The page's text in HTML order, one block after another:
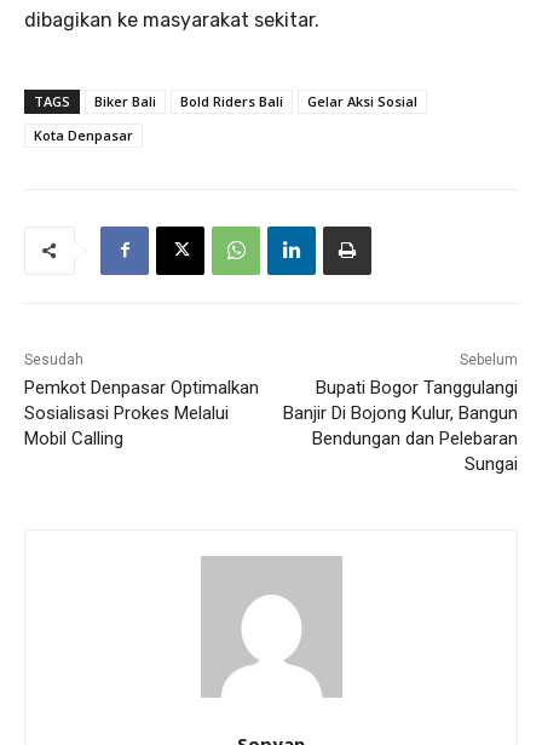
dibagikan ke masyarakat sekitar.
TAGS Biker Bali Bold Riders Bali
Gelar Aksi Sosial
Kota Denpasar
Sesudah
Pemkot Denpasar Optimalkan
Sosialisasi Prokes Melalui
Mobil Calling
Sebelum
Bupati Bogor Tanggulangi
Banjir Di Bojong Kulur, Bangun
Bendungan dan Pelebaran
Sungai